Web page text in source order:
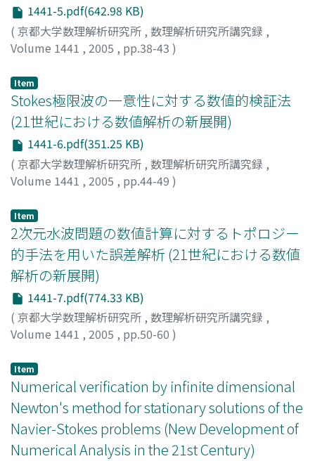
1441-5.pdf(642.98 KB)
( 京都大学数理解析研究所 , 数理解析研究所講究録 ,
Volume 1441 , 2005 , pp.38-43 )
Takahashi, Shigeo
Item
Stokes極限波の一意性に対する数値的検証法
(21世紀における数値解析の新展開)
1441-6.pdf(351.25 KB)
( 京都大学数理解析研究所 , 数理解析研究所講究録 ,
Volume 1441 , 2005 , pp.44-49 )
Item
2次元水波問題の数値計算に対するトポロジー
的手法を用いた誤差解析 (21世紀における数値
解析の新展開)
1441-7.pdf(774.33 KB)
( 京都大学数理解析研究所 , 数理解析研究所講究録 ,
Volume 1441 , 2005 , pp.50-60 )
Item
Numerical verification by infinite dimensional
Newton's method for stationary solutions of the
Navier-Stokes problems (New Development of
Numerical Analysis in the 21st Century)